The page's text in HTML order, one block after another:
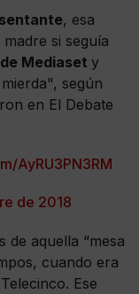
, esa
si seguía
Mediaset y
según
en El Debate
AyRU3PN3RM
de 2018
de aquella “mesa
cuando era
Ese